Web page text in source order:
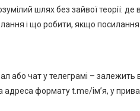
шлях без зайвої теорії:
і що робити, якщо посилання
або чат у телеграмі – залежить
адреса формату t.me/ім’я, у